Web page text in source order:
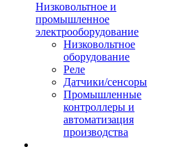
Низковольтное и
промышленное
электрооборудование
Низковольтное
оборудование
Реле
Датчики/сенсоры
Промышленные
контроллеры и
автоматизация
производства